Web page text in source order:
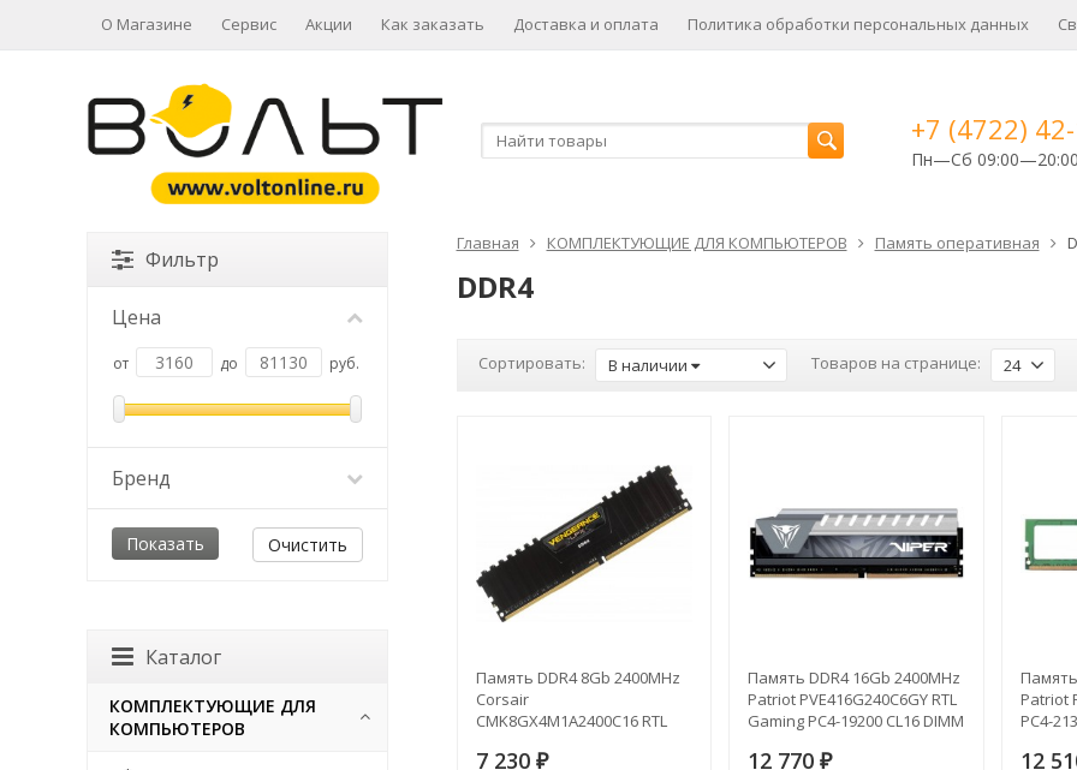
О Магазине Сервис Акции Как заказать Доставка и оплата Политика обработки персональных данных
+7 (4722)
Пн—Сб 09:00—20:00
Главная КОМПЛЕКТУЮЩИЕ ДЛЯ КОМПЬЮТЕРОВ Память оперативная
DDR4
Сортировать: В наличии Товаров на странице: 24
Память DDR4 8Gb 2400MHz
Corsair
CMK8GX4M1A2400C16 RTL
1.2В
7 230 ₽
Память DDR4 16Gb 2400MHz
Patriot PVE416G240C6GY RTL
Gaming PC4-19200 CL16 DIMM
12 770₽
Patriot
PC4-
12
Фильтр
Цена
от до руб.
Бренд
Очистить
Каталог
КОМПЛЕКТУЮЩИЕ ДЛЯ
КОМПЬЮТЕРОВ